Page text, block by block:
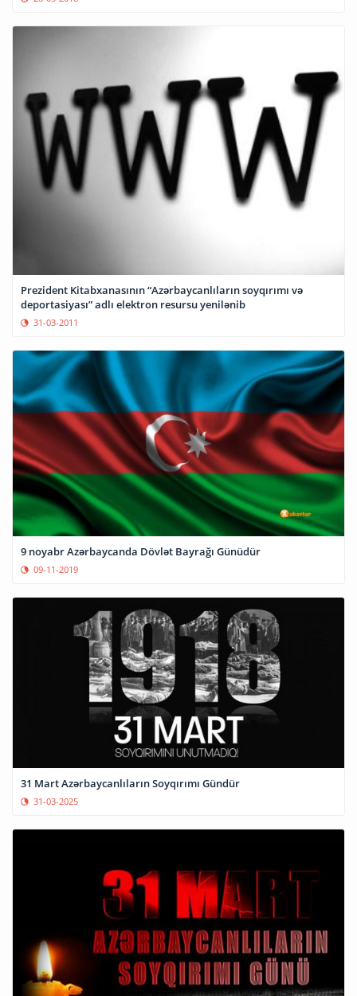
Prezident Kitabxanasının “Azərbaycanlıların soyqırımı və
deportasiyası” adlı elektron resursu yenilənib
31-03-2011
9 noyabr Azərbaycanda Dövlət Bayrağı Günüdür
09-11-2019
31 Mart Azərbaycanlıların Soyqırımı Gündür
31-03-2025